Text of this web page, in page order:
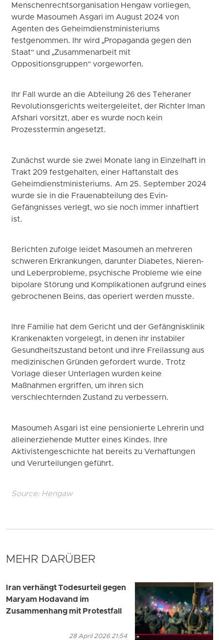
Menschenrechtsorganisation Hengaw vorliegen,
wurde Masoumeh Asgari im August 2024 von
Agenten des Geheimdienstministeriums
festgenommen. Ihr wird „Propaganda gegen den
Staat“ und „Zusammenarbeit mit
Oppositionsgruppen“ vorgeworfen.
Ihr Fall wurde an die Abteilung 26 des Teheraner
Revolutionsgerichts weitergeleitet, der Richter Iman
Afshari vorsitzt, aber es wurde noch kein
Prozesstermin angesetzt.
Zunächst wurde sie zwei Monate lang in Einzelhaft in
Trakt 209 festgehalten, einer Haftanstalt des
Geheimdienstministeriums. Am 25. September 2024
wurde sie in die Frauenabteilung des Evin-
Gefängnisses verlegt, wo sie noch immer inhaftiert
ist.
Berichten zufolge leidet Masoumeh an mehreren
schweren Erkrankungen, darunter Diabetes, Nieren-
und Leberprobleme, psychische Probleme wie eine
bipolare Störung und Komplikationen aufgrund eines
gebrochenen Beins, das operiert werden musste.
Ihre Familie hat dem Gericht und der Gefängnisklinik
Krankenakten vorgelegt, in denen ihr instabiler
Gesundheitszustand betont und ihre Freilassung aus
medizinischen Gründen gefordert wurde. Trotz
Vorlage dieser Unterlagen wurden keine
Maßnahmen ergriffen, um ihren sich
verschlechternden Zustand zu verbessern.
Masoumeh Asgari ist eine pensionierte Lehrerin und
alleinerziehende Mutter eines Kindes. Ihre
Aktivistengeschichte hat bereits zu Verhaftungen
und Verurteilungen geführt.
Source: Hengaw
MEHR DARÜBER
Iran verhängt Todesurteil gegen
Maryam Hodavand im
Zusammenhang mit Protestfall
28 April 2026 21:54